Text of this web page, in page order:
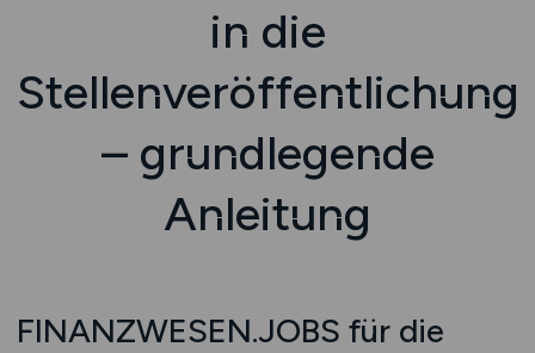
in die
Stellenveröffentlichung
– grundlegende
Anleitung
FINANZWESEN.JOBS für die